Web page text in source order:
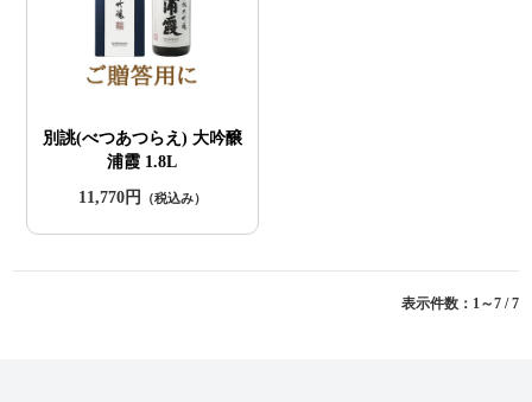
別誂(べつあつらえ) 大吟醸
浦霞 1.8L
11,770円
（税込み）
表示件数：1～7 / 7